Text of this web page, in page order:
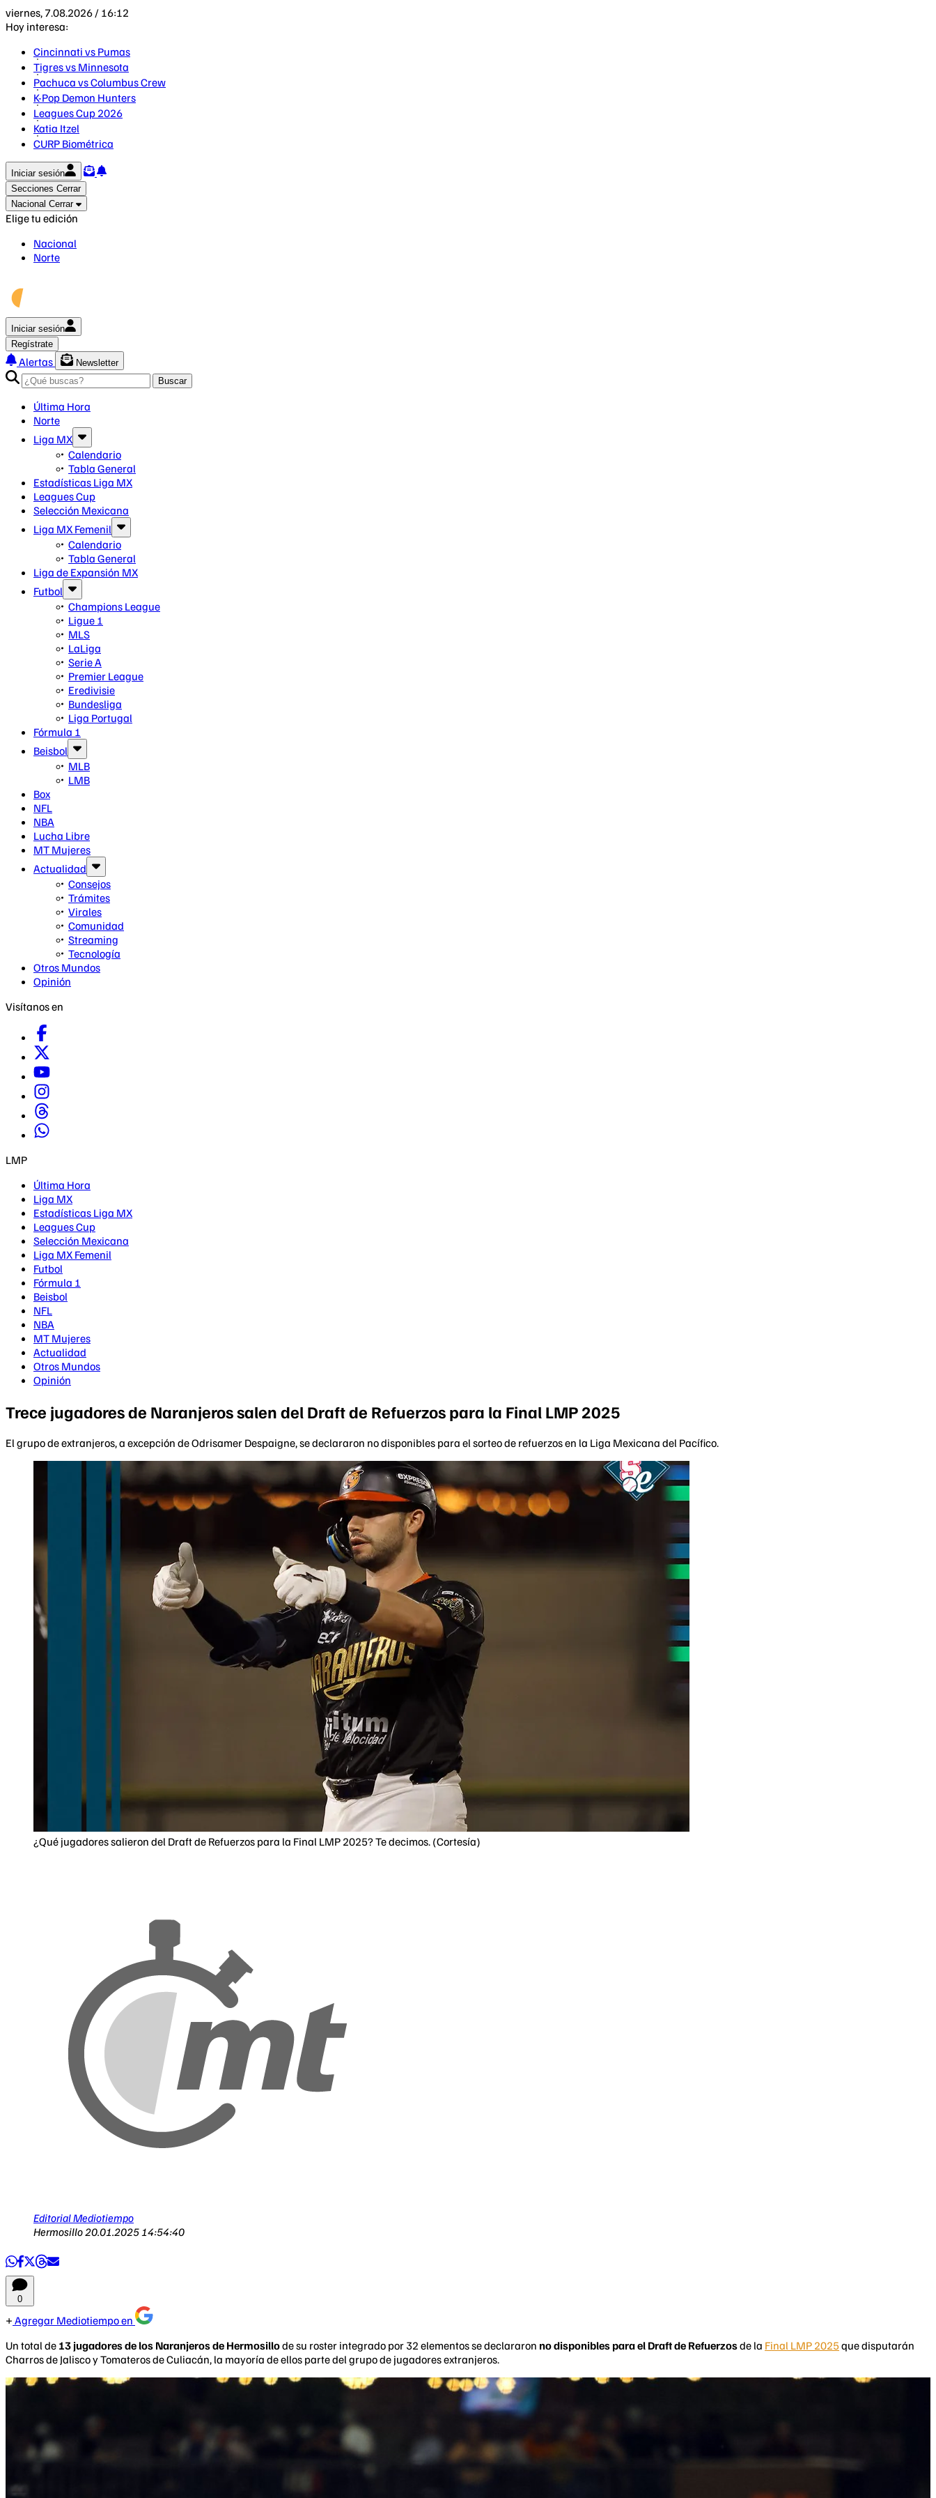
viernes, 7.08.2026 / 16:12
Hoy interesa:
Cincinnati vs Pumas
Tigres vs Minnesota
Pachuca vs Columbus Crew
K-Pop Demon Hunters
Leagues Cup 2026
Katia Itzel
CURP Biométrica
Iniciar sesión
Secciones Cerrar
Nacional Cerrar
Elige tu edición
Nacional
Norte
Iniciar sesión
Regístrate
Alertas
Newsletter
Buscar
Última Hora
Norte
Liga MX
Calendario
Tabla General
Estadísticas Liga MX
Leagues Cup
Selección Mexicana
Liga MX Femenil
Calendario
Tabla General
Liga de Expansión MX
Futbol
Champions League
Ligue 1
MLS
LaLiga
Serie A
Premier League
Eredivisie
Bundesliga
Liga Portugal
Fórmula 1
Beisbol
MLB
LMB
Box
NFL
NBA
Lucha Libre
MT Mujeres
Actualidad
Consejos
Trámites
Virales
Comunidad
Streaming
Tecnología
Otros Mundos
Opinión
Visítanos en
LMP
Última Hora
Liga MX
Estadísticas Liga MX
Leagues Cup
Selección Mexicana
Liga MX Femenil
Futbol
Fórmula 1
Beisbol
NFL
NBA
MT Mujeres
Actualidad
Otros Mundos
Opinión
Trece jugadores de Naranjeros salen del Draft de Refuerzos para la Final LMP 2025
El grupo de extranjeros, a excepción de Odrisamer Despaigne, se declararon no disponibles para el sorteo de refuerzos en la Liga Mexicana del Pacífico.
¿Qué jugadores salieron del Draft de Refuerzos para la Final LMP 2025? Te decimos. (Cortesía)
Editorial Mediotiempo
Hermosillo20.01.2025 14:54:40
0
Agregar Mediotiempo en
Un total de 13 jugadores de los Naranjeros de Hermosillode su roster integrado por 32 elementos se declararon no disponibles para el Draft de Refuerzosde la Final LMP 2025que disputarán
Charros de Jalisco y Tomateros de Culiacán, la mayoría de ellos parte del grupo de jugadores extranjeros.